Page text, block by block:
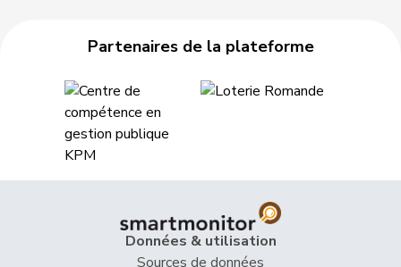
Partenaires de la plateforme
Données & utilisation
Sources de données